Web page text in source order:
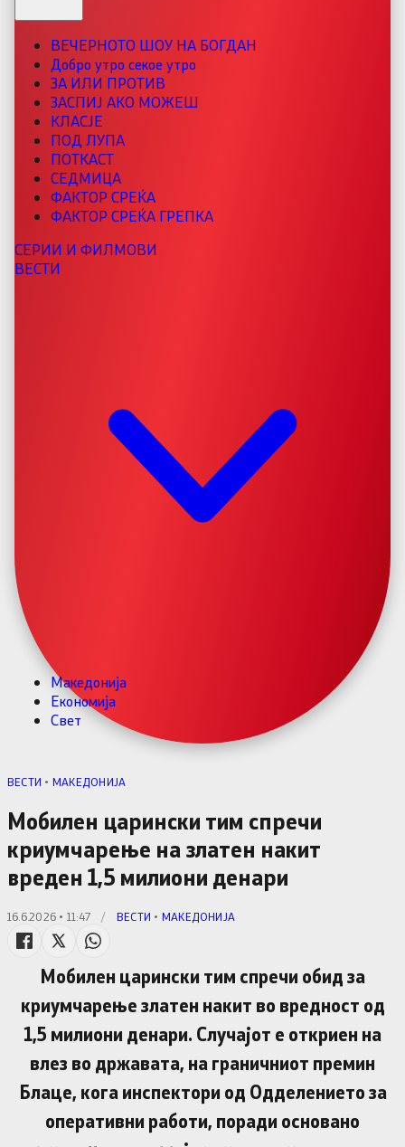
ВЕЧЕРНОТО ШОУ НА БОГДАН
Добро утро секое утро
ЗА ИЛИ ПРОТИВ
ЗАСПИЈ АКО МОЖЕШ
КЛАСЈЕ
ПОД ЛУПА
ПОТКАСТ
СЕДМИЦА
ФАКТОР СРЕЌА
ФАКТОР СРЕЌА ГРЕПКА
СЕРИИ И ФИЛМОВИ
ВЕСТИ
Македонија
Економија
Свет
ВЕСТИ • МАКЕДОНИЈА
Мобилен царински тим спречи
криумчарење на златен накит
вреден 1,5 милиони денари
16.6.2026 • 11:47 / ВЕСТИ • МАКЕДОНИЈА
Мобилен царински тим спречи обид за
криумчарење златен накит во вредност од
1,5 милиони денари. Случајот е откриен на
влез во државата, на граничниот премин
Блаце, кога инспектори од Одделението за
оперативни работи, поради основано